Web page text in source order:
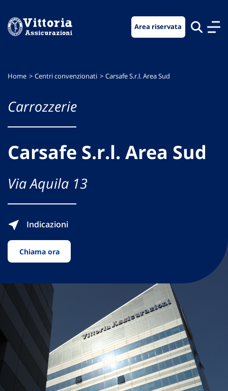
menu
contenuto
footer
Area riservata
Home Centri convenzionati Carsafe S.r.l. Area Sud
Carrozzerie
Carsafe S.r.l. Area Sud
Via Aquila 13
Indicazioni
Chiama ora